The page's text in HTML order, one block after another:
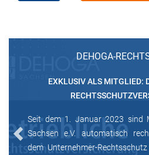
DEHOGA-
EXKLUSIV ALS MITGLIED:
Seit dem 1. Januar 2023 sind
Sachsen e.V. automatisch
dem Unternehmer-
Previous